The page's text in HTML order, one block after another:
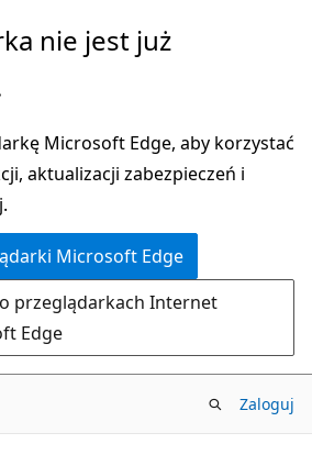
nie jest już
Microsoft Edge, aby korzystać
aktualizacji zabezpieczeń i
Microsoft Edge
przeglądarkach Internet
Edge
Zaloguj